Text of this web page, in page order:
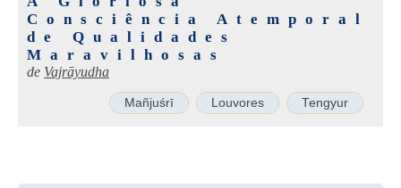
Consciência Atemporal
de Qualidades
Maravilhosas
de Vajrāyudha
Mañjuśrī Louvores Tengyur